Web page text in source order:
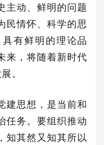
主动、鲜明的问题
民情怀、科学的思
有鲜明的理论品
来，将随着新时代
。
思想，是当前和
任务。要组织推动
知其然又知其所以